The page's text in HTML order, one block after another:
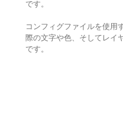
です。
コンフィグファイルを使用
際の文字や色、そしてレイ
です。